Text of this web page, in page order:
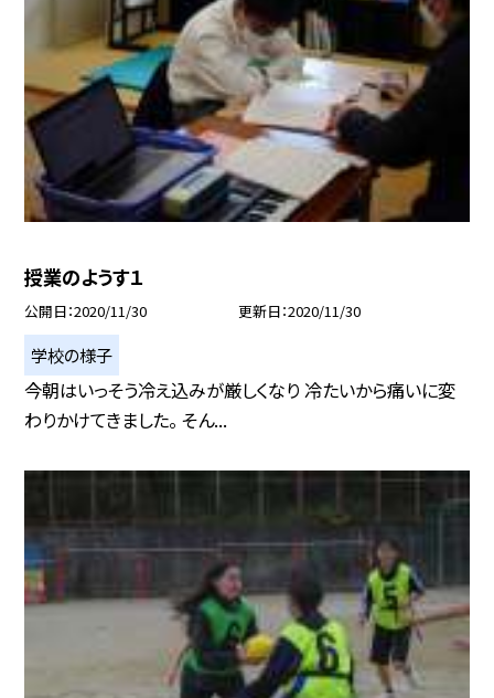
授業のようす１
公開日 2020/11/30 更新日 2020/11/30
学校の様子
今朝はいっそう冷え込みが厳しくなり 冷たいから痛いに変
わりかけてきました。 そん...